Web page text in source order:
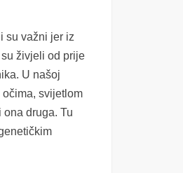
su važni jer iz
živjeli od prije
U našoj
svijetlom
druga. Tu